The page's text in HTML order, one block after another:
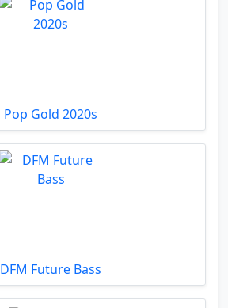
Pop Gold 2020s
DFM Future Bass